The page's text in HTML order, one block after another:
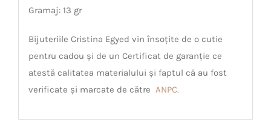
Gramaj: 13 gr
Bijuteriile Cristina Egyed vin însoțite de o cutie
pentru cadou și de un Certificat de garanție ce
atestă calitatea materialului și faptul că au fost
verificate și marcate de către ANPC.